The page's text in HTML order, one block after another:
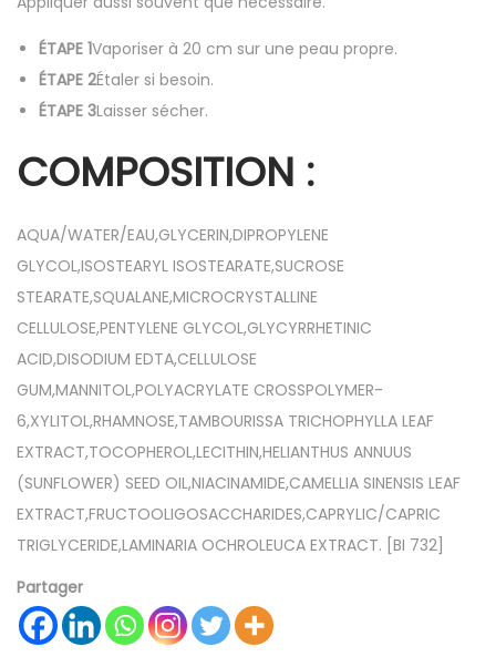
ÉTAPE 1Vaporiser à 20 cm sur une peau propre.
ÉTAPE 2Étaler si besoin.
ÉTAPE 3Laisser sécher.
COMPOSITION :
AQUA/WATER/EAU,GLYCERIN,DIPROPYLENE
GLYCOL,ISOSTEARYL ISOSTEARATE,SUCROSE
STEARATE,SQUALANE,MICROCRYSTALLINE
CELLULOSE,PENTYLENE GLYCOL,GLYCYRRHETINIC
ACID,DISODIUM EDTA,CELLULOSE
GUM,MANNITOL,POLYACRYLATE CROSSPOLYMER-
6,XYLITOL,RHAMNOSE,TAMBOURISSA TRICHOPHYLLA LEAF
EXTRACT,TOCOPHEROL,LECITHIN,HELIANTHUS ANNUUS
(SUNFLOWER) SEED OIL,NIACINAMIDE,CAMELLIA SINENSIS LEAF
EXTRACT,FRUCTOOLIGOSACCHARIDES,CAPRYLIC/CAPRIC
TRIGLYCERIDE,LAMINARIA OCHROLEUCA EXTRACT. [BI 732]
Partager